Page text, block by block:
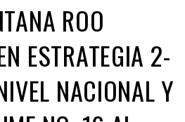
ROO
ESTRATEGIA 2-
NACIONAL Y